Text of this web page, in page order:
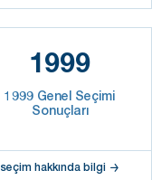
1999
1999 Genel Seçimi
Sonuçları
seçim hakkında bilgi